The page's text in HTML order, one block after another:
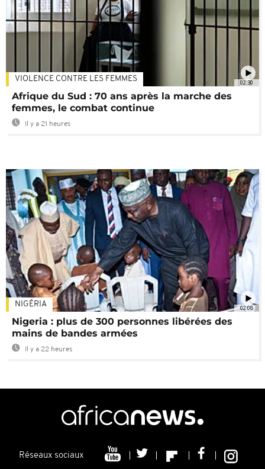
02:30
VIOLENCE CONTRE LES FEMMES
Afrique du Sud : 70 ans après la marche des
femmes, le combat continue
Il y a 21 heures
02:08
NIGÉRIA
Nigeria : plus de 300 personnes libérées des
mains de bandes armées
Il y a 22 heures
Réseaux sociaux